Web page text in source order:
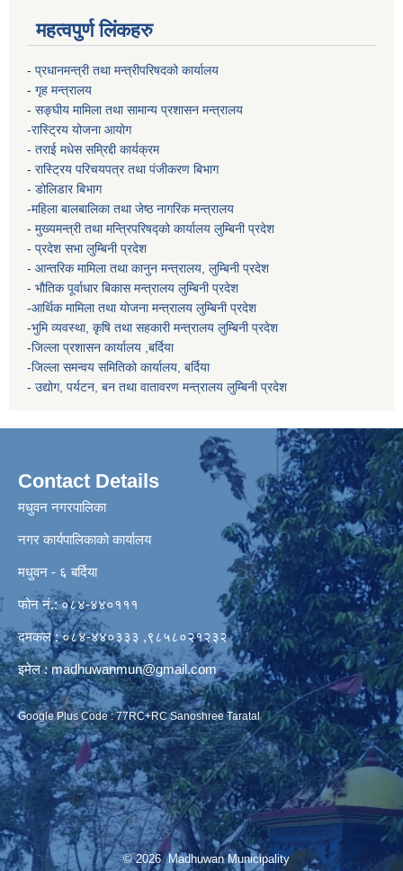
महत्वपुर्ण लिंकहरु
- प्रधानमन्त्री तथा मन्त्रीपरिषदको कार्यालय
- गृह मन्त्रालय
- सङ्घीय मामिला तथा सामान्य प्रशासन मन्त्रालय
-रास्ट्रिय योजना आयोग
- तराई मधेस सम्रिद्दी कार्यक्रम
- रास्ट्रिय परिचयपत्र तथा पंजीकरण बिभाग
- डोलिडार बिभाग
-महिला बालबालिका तथा जेष्ठ नागरिक मन्त्रालय
- मुख्यमन्त्री तथा मन्त्रिपरिषद्को कार्यालय लुम्बिनी प्रदेश
- प्रदेश सभा लुम्बिनी प्रदेश
- आन्तरिक मामिला तथा कानुन मन्त्रालय, लुम्बिनी प्रदेश
- भौतिक पूर्वाधार बिकास मन्त्रालय लुम्बिनी प्रदेश
-आर्थिक मामिला तथा योजना मन्त्रालय लुम्बिनी प्रदेश
-भुमि व्यवस्था, कृषि तथा सहकारी मन्त्रालय लुम्बिनी प्रदेश
-जिल्ला प्रशासन कार्यालय ,बर्दिया
-जिल्ला समन्वय समितिको कार्यालय, बर्दिया
- उद्योग, पर्यटन, बन तथा वातावरण मन्त्रालय लुम्बिनी प्रदेश
Contact Details
मधुवन नगरपालिका
नगर कार्यपालिकाको कार्यालय
मधुवन - ६ बर्दिया
फोन नं.: ०८४-४४०१११
दमकल : ०८४-४४०३३३ ,९८५८०२१२३२
इमेल :madhuwanmun@gmail.com
Google Plus Code : 77RC+RC Sanoshree Taratal
© 2026 Madhuwan Municipality